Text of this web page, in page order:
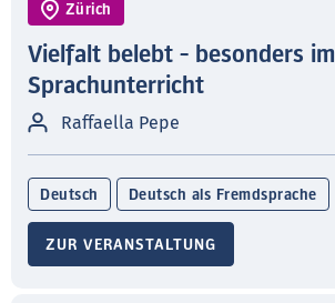
Zürich
Vielfalt belebt - besonders im
Sprachunterricht
Raffaella Pepe
Deutsch Deutsch als Fremdsprache
ZUR VERANSTALTUNG